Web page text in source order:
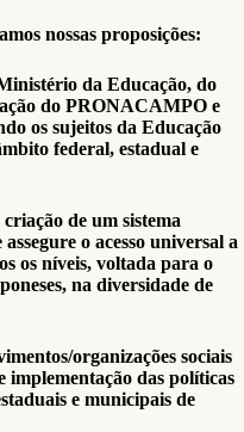
nossas proposições:
da Educação, do
do PRONACAMPO e
os sujeitos da Educação
federal, estadual e
de um sistema
o acesso universal a
os níveis, voltada para o
na diversidade de
organizações sociais
implementação das políticas
e municipais de